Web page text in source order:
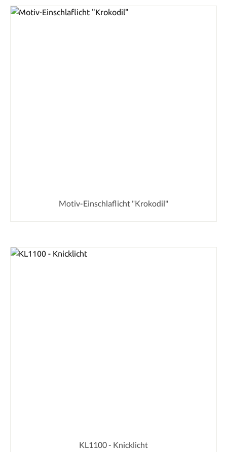
Motiv-Einschlaflicht "Krokodil"
KL1100 - Knicklicht